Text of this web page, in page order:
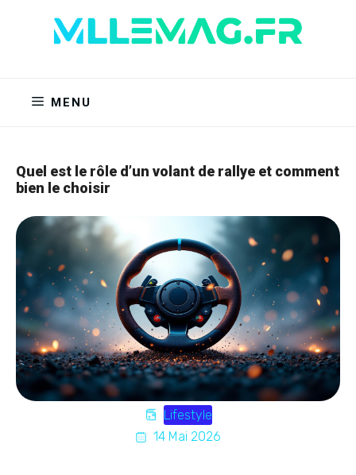
MENU
Quel est le rôle d’un volant de rallye et comment
bien le choisir
Lifestyle
14 Mai 2026